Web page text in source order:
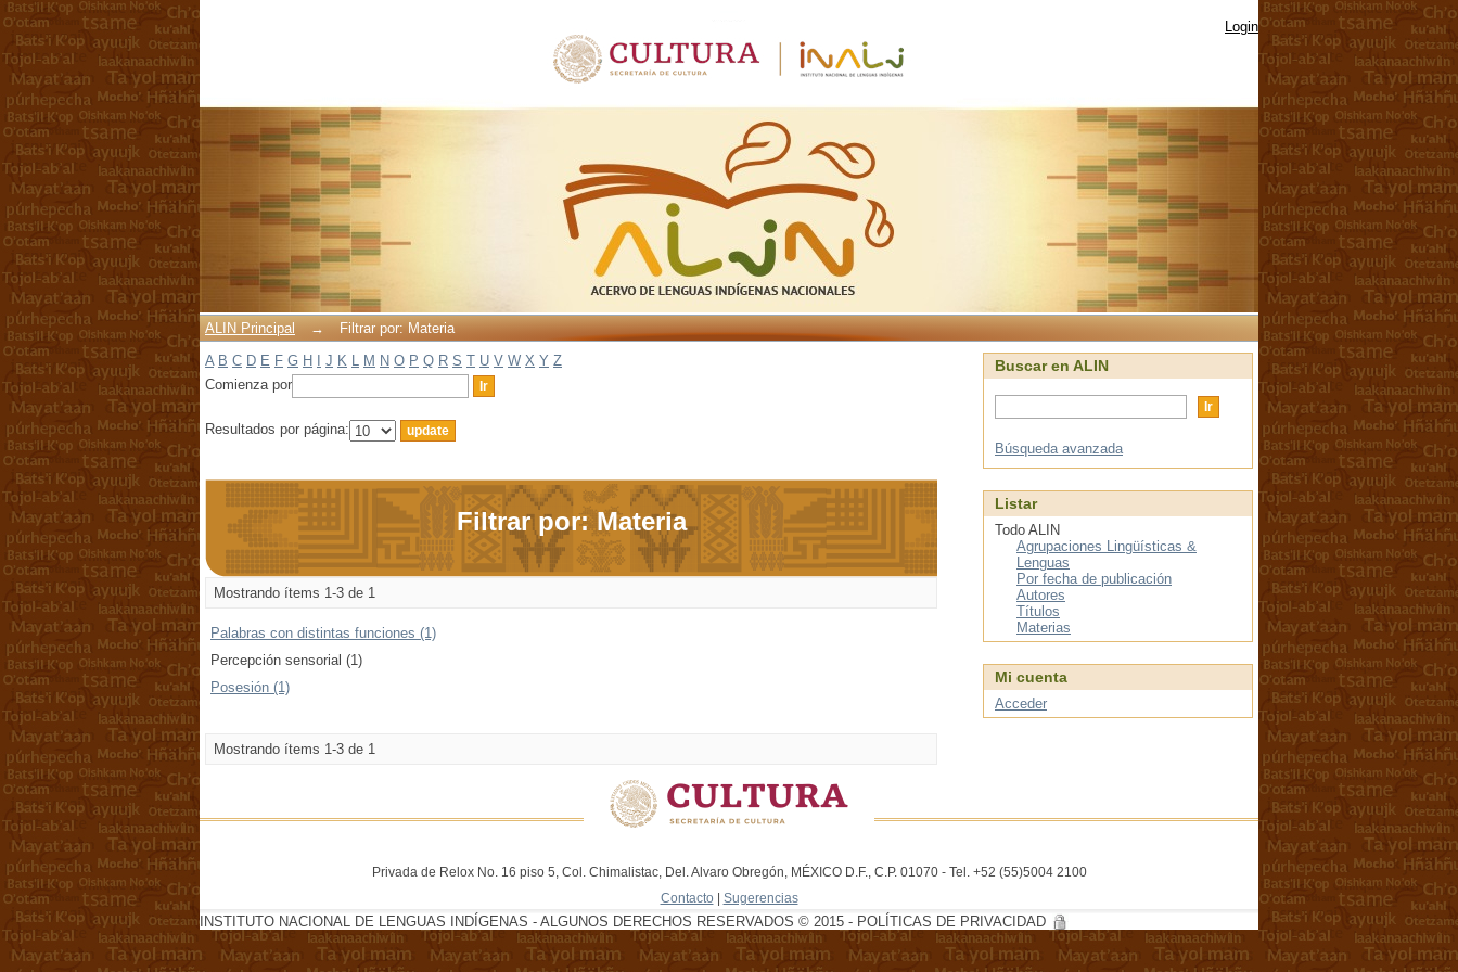
Login
ALIN Principal →
Filtrar por: Materia
A B C D E F G H J K L M N O P Q R S T U V W X Y Z
Comienza por
Resultados por página:
Filtrar por: Materia
Mostrando ítems 1-3 de 1
Palabras con distintas funciones (1)
Percepción sensorial (1)
Posesión (1)
Mostrando ítems 1-3 de 1
Buscar en ALIN
Búsqueda avanzada
Listar
Todo ALIN
Agrupaciones Lingüísticas &
Lenguas
Por fecha de publicación
Autores
Títulos
Materias
Mi cuenta
Acceder
Privada de Relox No. 16 piso 5, Col. Chimalistac, Del. Alvaro Obregón, MÉXICO D.F., C.P. 01070 - Tel. +52 (55)5004 2100
Contacto | Sugerencias
INSTITUTO NACIONAL DE LENGUAS INDÍGENAS - ALGUNOS DERECHOS RESERVADOS © 2015 - POLÍTICAS DE PRIVACIDAD